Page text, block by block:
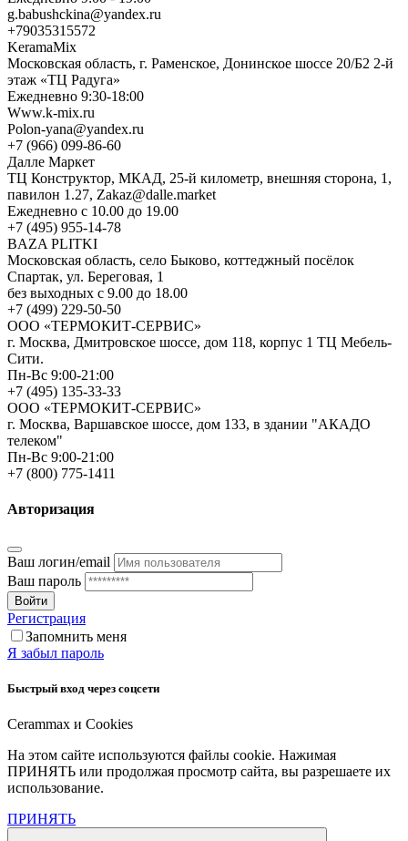
g.babushckina@yandex.ru
+79035315572
KeramaMix
Московская область, г. Раменское, Донинское шоссе 20/Б2 2-й
этаж «ТЦ Радуга»
Ежедневно 9:30-18:00
Www.k-mix.ru
Polon-yana@yandex.ru
+7 (966) 099-86-60
Далле Маркет
ТЦ Конструктор, МКАД, 25-й километр, внешняя сторона, 1,
павилон 1.27, Zakaz@dalle.market
Ежедневно с 10.00 до 19.00
+7 (495) 955-14-78
BAZA PLITKI
Московская область, село Быково, коттеджный посёлок
Спартак, ул. Береговая, 1
без выходных с 9.00 до 18.00
+7 (499) 229-50-50
ООО «ТЕРМОКИТ-СЕРВИС»
г. Москва, Дмитровское шоссе, дом 118, корпус 1 ТЦ Мебель-
Сити.
Пн-Вс 9:00-21:00
+7 (495) 135-33-33
ООО «ТЕРМОКИТ-СЕРВИС»
г. Москва, Варшавское шоссе, дом 133, в здании "АКАДО
телеком"
Пн-Вс 9:00-21:00
+7 (800) 775-1411
Авторизация
Ваш логин/email
Ваш пароль
Войти
Регистрация
Запомнить меня
Я забыл пароль
Быстрый вход через соцсети
Cerammax и Cookies
На этом сайте используются файлы cookie. Нажимая
ПРИНЯТЬ или продолжая просмотр сайта, вы разрешаете их
использование.
ПРИНЯТЬ